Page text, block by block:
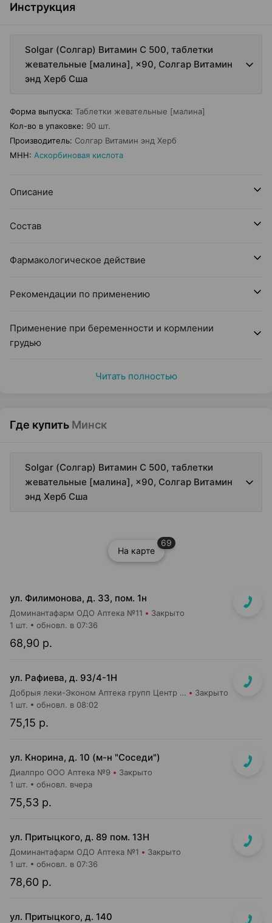
Инструкция
Solgar (Солгар) Витамин С 500, таблетки
жевательные [малина], ×90, Солгар Витамин
энд Херб Сша
Форма выпуска: Таблетки жевательные [малина]
Кол-во в упаковке: 90 шт.
Производитель: Солгар Витамин энд Херб
МНН: Аскорбиновая кислота
Описание
Состав
Фармакологическое действие
Рекомендации по применению
Применение при беременности и кормлении
грудью
Читать полностью
Где купить Минск
Solgar (Солгар) Витамин С 500, таблетки
жевательные [малина], ×90, Солгар Витамин
энд Херб Сша
На карте
69
ул. Филимонова, д. 33, пом. 1н
Доминантафарм ОДО Аптека №11 Закрыто
68,90 р.
1 шт. обновл. в 07:36
ул. Рафиева, д. 93/4-1Н
Добрыя леки-Эконом Аптека групп Центр ООО Аптека №1 Закрыто
75,15 р.
1 шт. обновл. в 08:02
ул. Кнорина, д. 10 (м-н "Соседи")
Диалпро ООО Аптека №9 Закрыто
75,53 р.
1 шт. обновл. вчера
ул. Притыцкого, д. 89 пом. 13Н
Доминантафарм ОДО Аптека №1 Закрыто
78,60 р.
1 шт. обновл. в 07:36
ул. Притыцкого, д. 140